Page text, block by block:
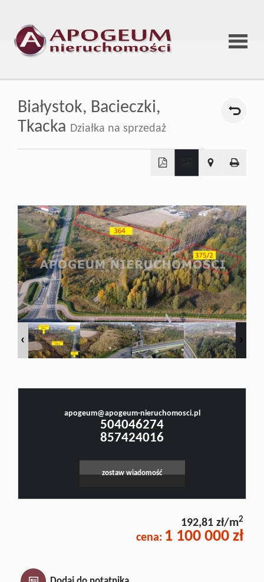
Strona
O
firmie
Oferta
Rynek
Kontakt
Białystok, Bacieczki,
Tkacka Działka na sprzedaż
−
apogeum@apogeum-nieruchomosci.pl
504046274
857424016
zostaw wiadomość
192,81 zł/m2
cena: 1 100 000 zł